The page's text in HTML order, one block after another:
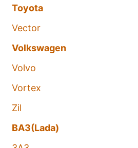
Toyota
Vector
Volkswagen
Volvo
Vortex
Zil
ВАЗ(Lada)